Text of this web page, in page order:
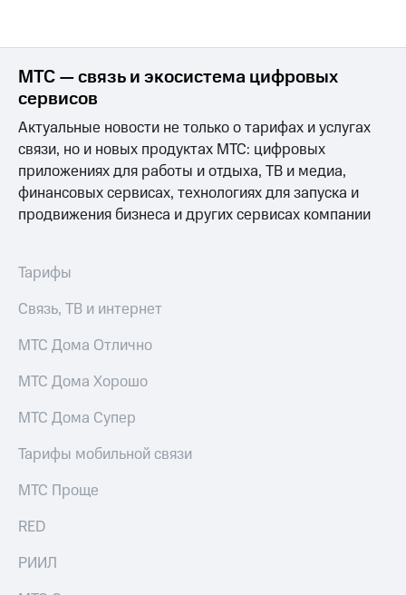
МТС — связь и экосистема цифровых
сервисов
Актуальные новости не только о тарифах и услугах
связи, но и новых продуктах МТС: цифровых
приложениях для работы и отдыха, ТВ и медиа,
финансовых сервисах, технологиях для запуска и
продвижения бизнеса и других сервисах компании
Тарифы
Связь, ТВ и интернет
МТС Дома Отлично
МТС Дома Хорошо
МТС Дома Супер
Тарифы мобильной связи
МТС Проще
RED
РИИЛ